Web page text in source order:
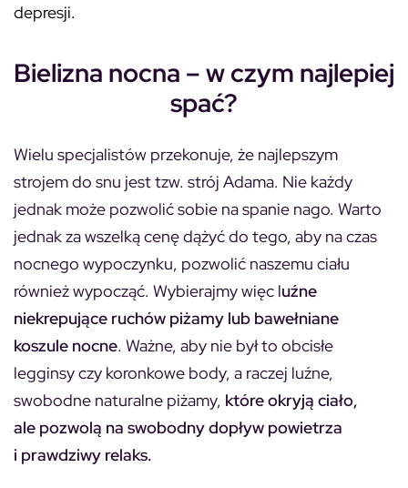
depresji.
Bielizna nocna – w czym najlepiej
spać?
Wielu specjalistów przekonuje, że najlepszym
strojem do snu jest tzw. strój Adama. Nie każdy
jednak może pozwolić sobie na spanie nago. Warto
jednak za wszelką cenę dążyć do tego, aby na czas
nocnego wypoczynku, pozwolić naszemu ciału
również wypocząć. Wybierajmy więc luźne
niekrepujące ruchów piżamy lub bawełniane
koszule nocne. Ważne, aby nie był to obcisłe
legginsy czy koronkowe body, a raczej luźne,
swobodne naturalne piżamy, które okryją ciało,
ale pozwolą na swobodny dopływ powietrza
i prawdziwy relaks.